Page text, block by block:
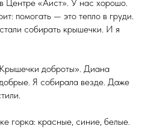
Центре «Аист». У нас хорошо.
помогать — это тепло в груди.
собирать крышечки. И я
доброты». Диана
Я собирала везде. Даже
горка: красные, синие, белые.